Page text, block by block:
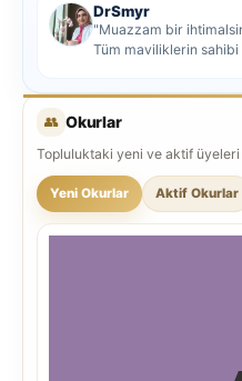
DrSmyr
"Muazzam bir
Tüm maviliklerin sahibi
👥 Okurlar
Topluluktaki yeni ve aktif üyeleri
Yeni Okurlar Aktif Okurlar